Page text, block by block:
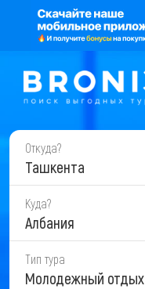
Откуда?
Ташкента
Куда?
Албания
Тип тура
Молодежный отдых